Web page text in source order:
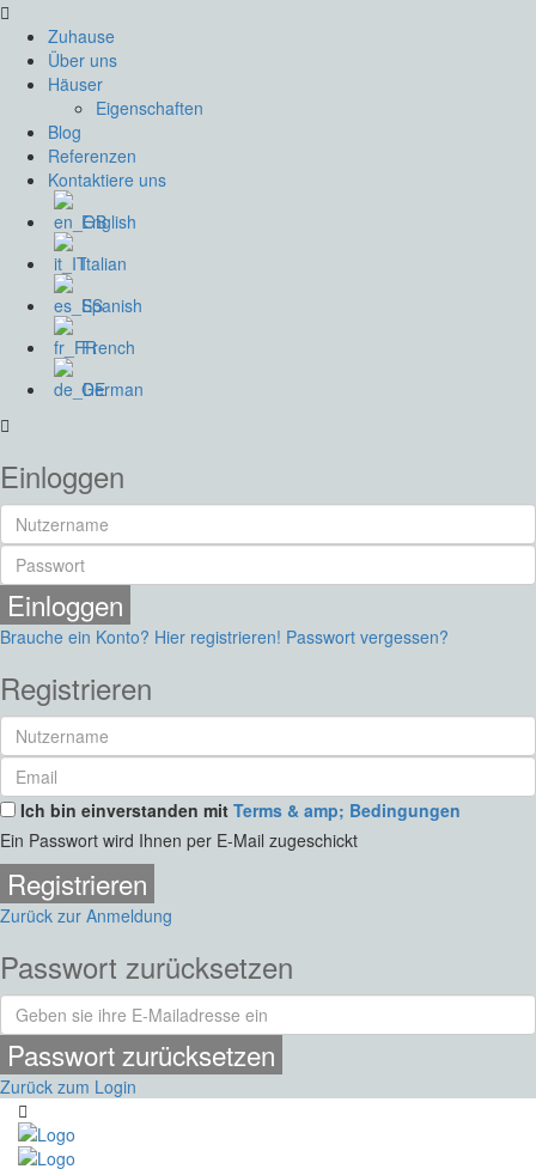
Zuhause
Über uns
Häuser
Eigenschaften
Blog
Referenzen
Kontaktiere uns
English
Italian
Spanish
French
German
Einloggen
Einloggen
Brauche ein Konto? Hier registrieren! Passwort vergessen?
Registrieren
Ich bin einverstanden mit Terms & amp; Bedingungen
Ein Passwort wird Ihnen per E-Mail zugeschickt
Registrieren
Zurück zur Anmeldung
Passwort zurücksetzen
Passwort zurücksetzen
Zurück zum Login